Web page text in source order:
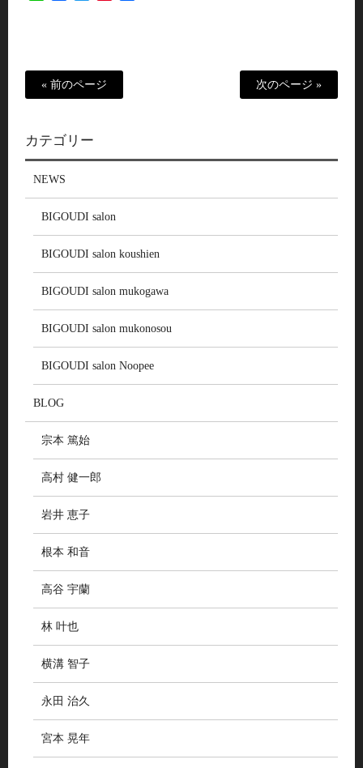
« 前のページ 次のページ »
カテゴリー
NEWS
BIGOUDI salon
BIGOUDI salon koushien
BIGOUDI salon mukogawa
BIGOUDI salon mukonosou
BIGOUDI salon Noopee
BLOG
宗本 篤始
高村 健一郎
岩井 恵子
根本 和音
高谷 宇蘭
林 叶也
横溝 智子
永田 治久
宮本 晃年